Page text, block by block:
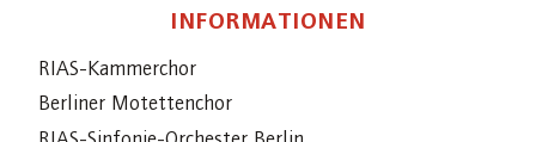
INFORMATIONEN
RIAS-Kammerchor
Berliner Motettenchor